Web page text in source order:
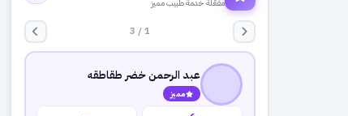
6
حجوزات